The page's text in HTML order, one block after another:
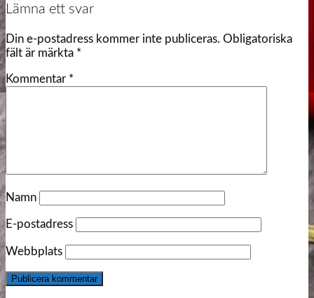
Lämna ett svar
Din e-postadress kommer inte publiceras. Obligatoriska
fält är märkta *
Kommentar *
Namn
E-postadress
Webbplats